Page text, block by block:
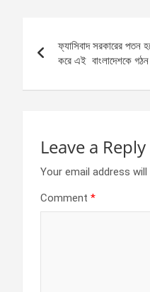
o
o
k
g
er
A
p
p
navigation
ফ্যাসিবাদ সরকারের পতন
করে এই বাংলাদেশকে
Leave a Reply
Your email address
Comment *